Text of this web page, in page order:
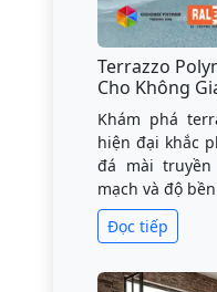
Terrazzo
Cho Không
Khám phá
hiện đại khắc
đá mài
mạch và độ
Đọc tiếp